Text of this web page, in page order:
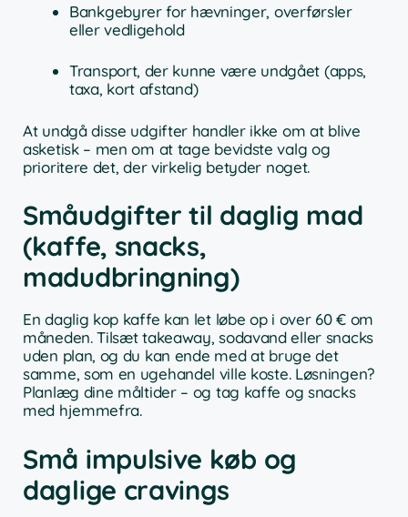
Bankgebyrer for hævninger, overførsler
eller vedligehold
Transport, der kunne være undgået (apps,
taxa, kort afstand)
At undgå disse udgifter handler ikke om at blive
asketisk – men om at tage bevidste valg og
prioritere det, der virkelig betyder noget.
Småudgifter til daglig mad
(kaffe, snacks,
madudbringning)
En daglig kop kaffe kan let løbe op i over 60 € om
måneden. Tilsæt takeaway, sodavand eller snacks
uden plan, og du kan ende med at bruge det
samme, som en ugehandel ville koste. Løsningen?
Planlæg dine måltider – og tag kaffe og snacks
med hjemmefra.
Små impulsive køb og
daglige cravings